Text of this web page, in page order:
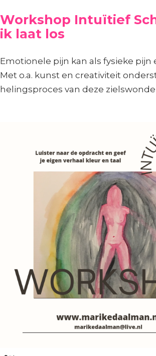
Workshop Intuïtief
ik laat los
Emotionele pijn kan als fysieke pijn
Met o.a. kunst en creativiteit
helingsproces van deze